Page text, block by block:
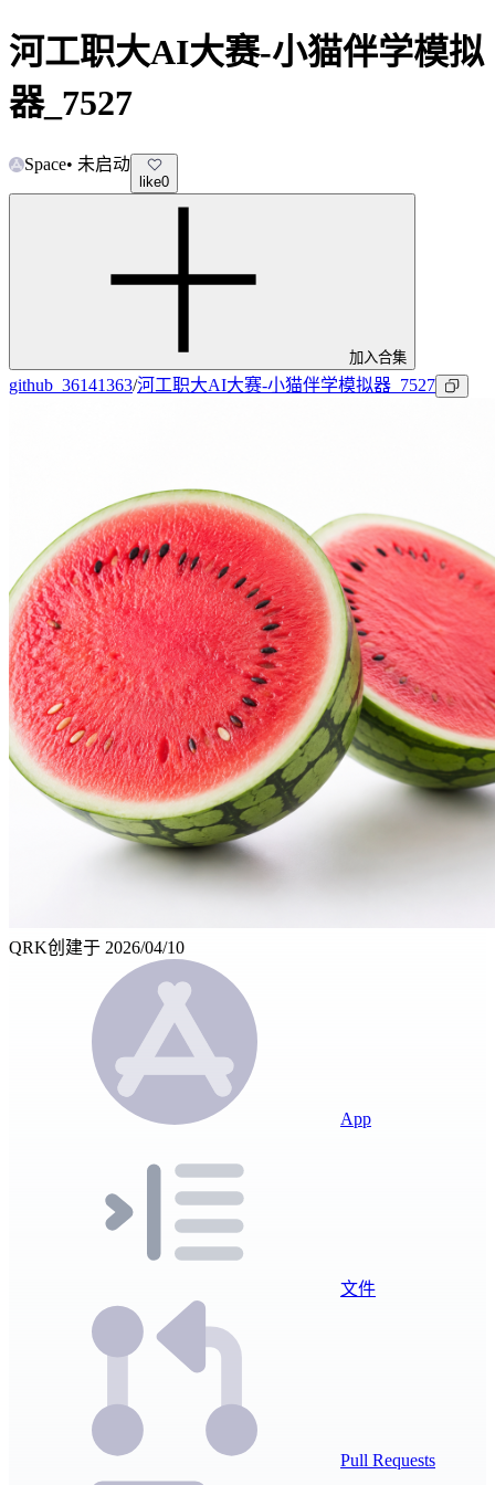
河工职大AI大赛-小猫伴学模拟
器_7527
Space• 未启动
like0
加入合集
github_36141363/河工职大AI大赛-小猫伴学模拟器_7527
QRK创建于 2026/04/10
App
文件
Pull Requests